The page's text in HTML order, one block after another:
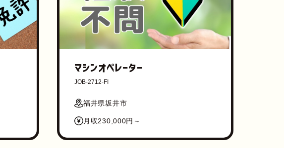
マシンオペレーター
JOB-2712-FI
福井県坂井市
月収230,000円～